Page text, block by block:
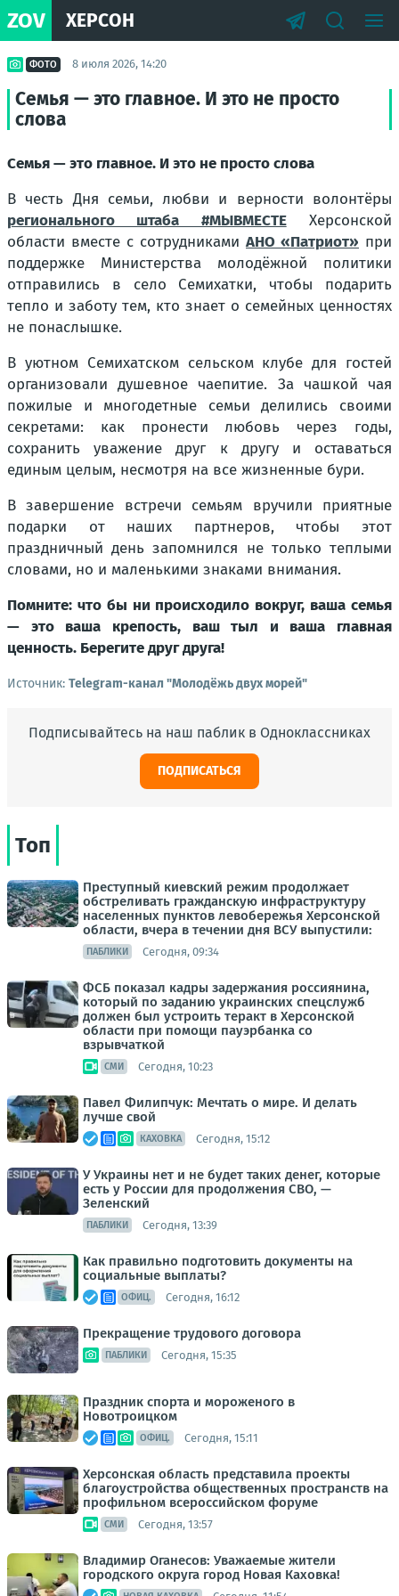
ZOV ХЕРСОН
ФОТО 8 июля 2026, 14:20
Семья — это главное. И это не просто
слова
Семья — это главное. И это не просто слова
В честь Дня семьи, любви и верности волонтёры
регионального штаба #МЫВМЕСТЕХерсонской
области вместе с сотрудниками АНО «Патриот» при
поддержке Министерства молодёжной политики
отправились в село Семихатки, чтобы подарить
тепло и заботу тем, кто знает о семейных ценностях
не понаслышке.
В уютном Семихатском сельском клубе для гостей
организовали душевное чаепитие. За чашкой чая
пожилые и многодетные семьи делились своими
секретами: как пронести любовь через годы,
сохранить уважение друг к другу и оставаться
единым целым, несмотря на все жизненные бури.
В завершение встречи семьям вручили приятные
подарки от наших партнеров, чтобы этот
праздничный день запомнился не только теплыми
словами, но и маленькими знаками внимания.
Помните: что бы ни происходило вокруг, ваша семья
— это ваша крепость, ваш тыл и ваша главная
ценность. Берегите друг друга!
Источник: Telegram-канал "Молодёжь двух морей"
Подписывайтесь на наш паблик в Одноклассниках
ПОДПИСАТЬСЯ
Топ
Преступный киевский режим продолжает
обстреливать гражданскую инфраструктуру
населенных пунктов левобережья Херсонской
области, вчера в течении дня ВСУ выпустили:
ПАБЛИКИ Сегодня, 09:34
ФСБ показал кадры задержания россиянина,
который по заданию украинских спецслужб
должен был устроить теракт в Херсонской
области при помощи пауэрбанка со
взрывчаткой
СМИ Сегодня, 10:23
Павел Филипчук: Мечтать о мире. И делать
лучше свой
КАХОВКА Сегодня, 15:12
У Украины нет и не будет таких денег, которые
есть у России для продолжения СВО, —
Зеленский
ПАБЛИКИ Сегодня, 13:39
Как правильно подготовить документы на
социальные выплаты?
ОФИЦ. Сегодня, 16:12
Прекращение трудового договора
ПАБЛИКИ Сегодня, 15:35
Праздник спорта и мороженого в
Новотроицком
ОФИЦ. Сегодня, 15:11
Херсонская область представила проекты
благоустройства общественных пространств на
профильном всероссийском форуме
СМИ Сегодня, 13:57
Владимир Оганесов: Уважаемые жители
городского округа город Новая Каховка!